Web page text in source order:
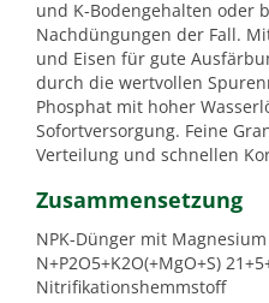
und K-Bodengehalten oder
Nachdüngungen der Fall.
und Eisen für gute
durch die wertvollen
Phosphat mit hoher
Sofortversorgung. Feine
Verteilung und schnellen
Zusammensetzung
NPK-Dünger mit
N+P2O5+K2O(+MgO+S)
Nitrifikationshemmstoff